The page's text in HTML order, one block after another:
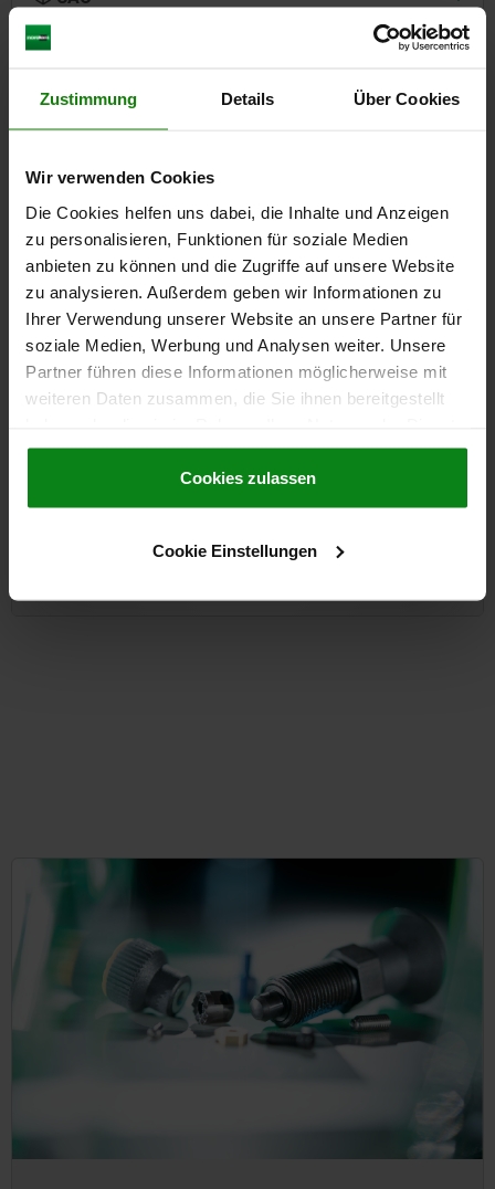
Zustimmung Details Über Cookies
Wir verwenden Cookies
Die Cookies helfen uns dabei, die Inhalte und Anzeigen
zu personalisieren, Funktionen für soziale Medien
anbieten zu können und die Zugriffe auf unsere Website
zu analysieren. Außerdem geben wir Informationen zu
Ihrer Verwendung unserer Website an unsere Partner für
soziale Medien, Werbung und Analysen weiter. Unsere
Partner führen diese Informationen möglicherweise mit
weiteren Daten zusammen, die Sie ihnen bereitgestellt
gesammelt haben.Cookie Richtlinien
Datenschutz|AGB
Cookies zulassen
Cookie Einstellungen
D'autres clients ont
04390
à partir de